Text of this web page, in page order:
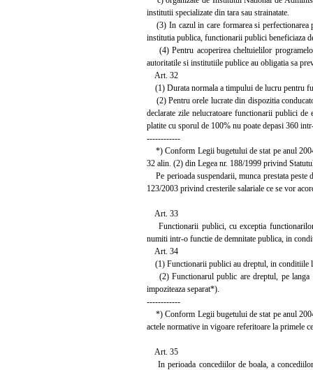
institutii specializate din tara sau strainatate.
(3) In cazul in care formarea si perfectionarea
institutia publica, functionarii publici beneficiaza
(4) Pentru acoperirea cheltuielilor
autoritatile si institutiile publice au obligatia sa
Art. 32
(1) Durata normala a timpului de lucru pentru
(2) Pentru orele lucrate din dispozitia
declarate zile nelucratoare functionarii publici
platite cu sporul de 100% nu poate depasi 360
------------
*) Conform Legii bugetului de stat pe anul
32 alin. (2) din Legea nr. 188/1999 privind
Pe perioada suspendarii, munca prestata
123/2003 privind cresterile salariale ce se vor
Art. 33
Functionarii publici, cu exceptia
numiti intr-o functie de demnitate publica, in
Art. 34
(1) Functionarii publici au dreptul, in conditiile
(2) Functionarul public are dreptul, pe langa
impoziteaza separat*).
------------
*) Conform Legii bugetului de stat pe anul
actele normative in vigoare referitoare la primele
Art. 35
In perioada concediilor de boala, a